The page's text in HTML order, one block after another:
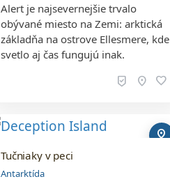
Alert je najsevernejšie trvalo
obývané miesto na Zemi: arktická
základňa na ostrove Ellesmere, kde
svetlo aj čas fungujú inak.
beenhere location_on favorite
pin_drop
Tučniaky v peci
Antarktída